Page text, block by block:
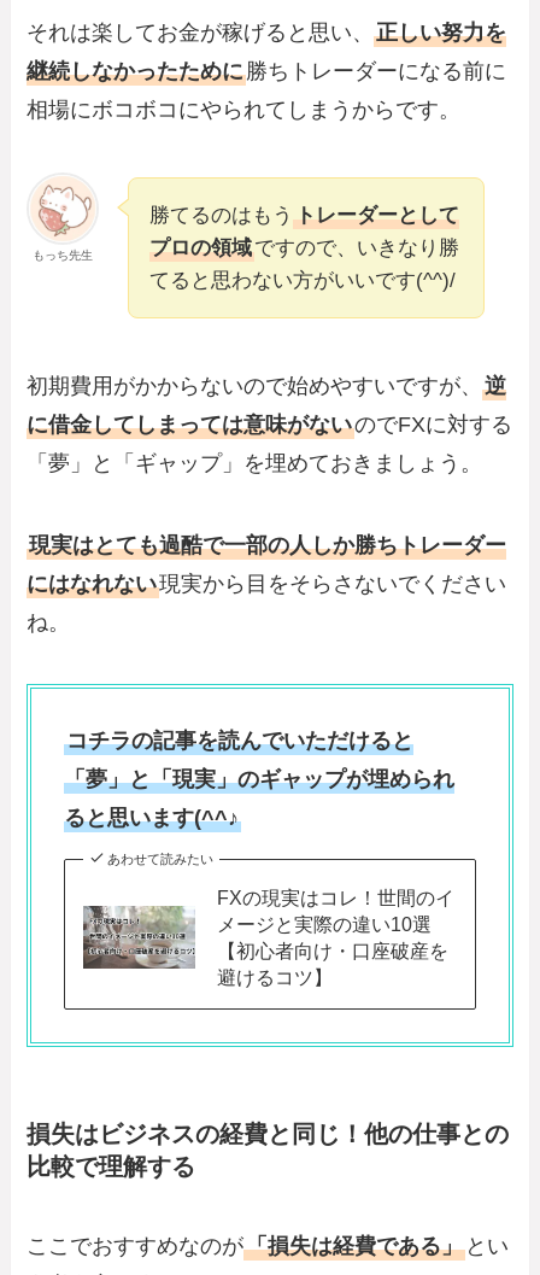
それは楽してお金が稼げると思い、正しい努力を
継続しなかったために勝ちトレーダーになる前に
相場にボコボコにやられてしまうからです。
もっち先生
勝てるのはもうトレーダーとして
プロの領域ですので、いきなり勝
てると思わない方がいいです(^^)/
初期費用がかからないので始めやすいですが、逆
に借金してしまっては意味がないのでFXに対する
「夢」と「ギャップ」を埋めておきましょう。
現実はとても過酷で一部の人しか勝ちトレーダー
にはなれない現実から目をそらさないでください
ね。
コチラの記事を読んでいただけると
「夢」と「現実」のギャップが埋められ
ると思います(^^♪
あわせて読みたい
FXの現実はコレ！世間のイ
メージと実際の違い10選
【初心者向け・口座破産を
避けるコツ】
損失はビジネスの経費と同じ！他の仕事との
比較で理解する
ここでおすすめなのが「損失は経費である」 とい